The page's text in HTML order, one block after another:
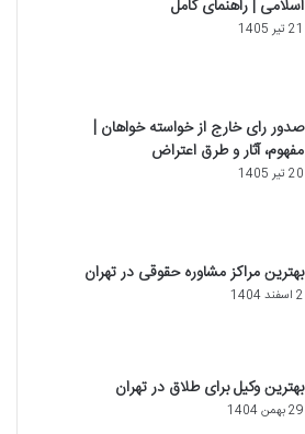
اسلامی | راهنمای کامل
21 تیر 1405
صدور رای خارج از خواسته خواهان |
مفهوم، آثار و طرق اعتراض
20 تیر 1405
بهترین مراکز مشاوره حقوقی در تهران
2 اسفند 1404
بهترین وکیل برای طلاق در تهران
29 بهمن 1404